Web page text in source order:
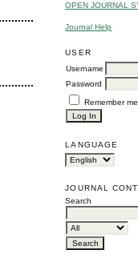
OPEN JOURNAL
Journal Help
USER
Username
Password
Remember me
LANGUAGE
JOURNAL
Search